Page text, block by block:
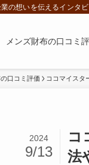
の想いを伝えるインタ
メンズ財布の口コミ
口コミ評価 ココマイスタ
コ
法
2024
9/13